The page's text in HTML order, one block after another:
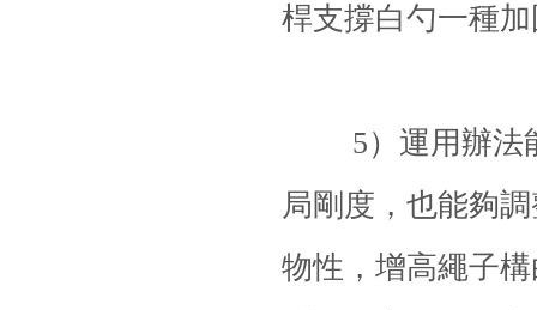
桿支撐白勺一種
5）運用辦法能
局剛度，也能夠
物性，增高繩子